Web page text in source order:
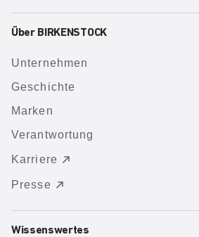
Über BIRKENSTOCK
Unternehmen
Geschichte
Marken
Verantwortung
Karriere
Presse
Wissenswertes